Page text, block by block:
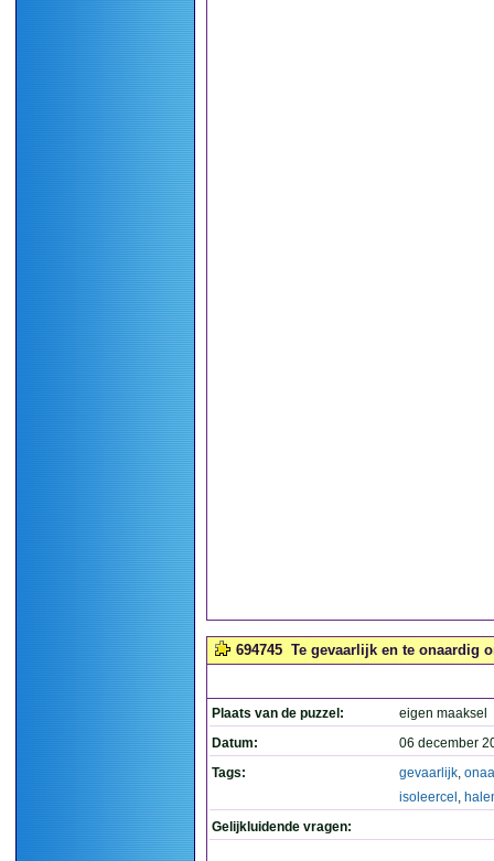
694745 Te gevaarlijk en te onaardig
Plaats van de puzzel:
eigen maaksel
Datum:
06 december
Tags:
gevaarlijk,
isoleercel ,
Gelijkluidende vragen: